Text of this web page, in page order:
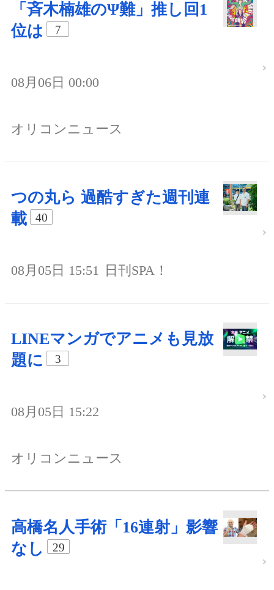
「斉木楠雄のΨ難」推し回1
位は
7
08月06日 00:00
オリコンニュース
つの丸ら 過酷すぎた週刊連
載
40
08月05日 15:51 日刊SPA！
LINEマンガでアニメも見放
題に
3
08月05日 15:22
オリコンニュース
高橋名人手術「16連射」影響
なし
29